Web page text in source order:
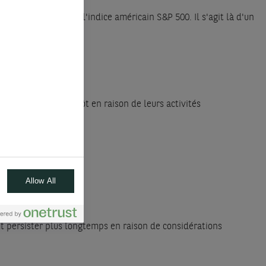
seules 35,5 % de l'indice américain S&P 500. Il s'agit là d'un
l'IA, mais plutôt en raison de leurs activités
persister plus longtemps en raison de considérations
Allow All